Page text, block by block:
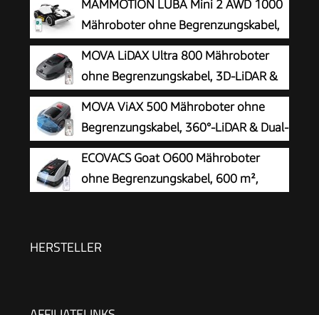
MAMMOTION LUBA Mini 2 AWD 1000
Mähroboter ohne Begrenzungskabel,
Empf.1000㎡
MOVA LiDAX Ultra 800 Mähroboter
ohne Begrenzungskabel, 3D-LiDAR &
KI Vision
MOVA ViAX 500 Mähroboter ohne
Begrenzungskabel, 360°-LiDAR & Dual-
KI-Vision
ECOVACS Goat O600 Mähroboter
ohne Begrenzungskabel, 600 m²,
Steuerung, passiert 0,7 m schmale Stellen
HERSTELLER